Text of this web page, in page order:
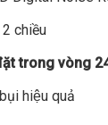
chiều
trong vòng
hiệu quả